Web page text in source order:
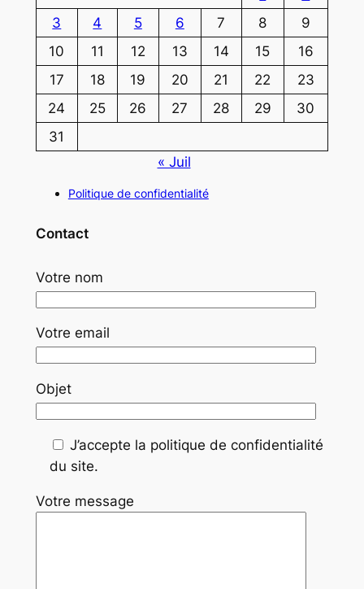
3
4 5 6 7 8
9
10
11 12 13 14 15
16
17
18 19 20 21 22
23
24
25 26 27 28 29
30
31
« Juil
Politique de confidentialité
Contact
Votre nom
Votre email
Objet
J’accepte la politique de confidentialité
du site.
Votre message